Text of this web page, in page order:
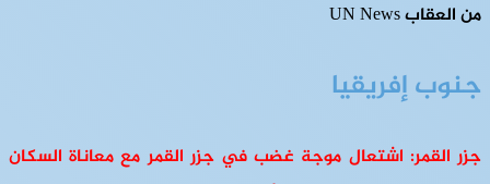
من العقاب UN News
جنوب إفريقيا
جزر القمر: اشتعال موجة غضب في جزر القمر مع معاناة السكان